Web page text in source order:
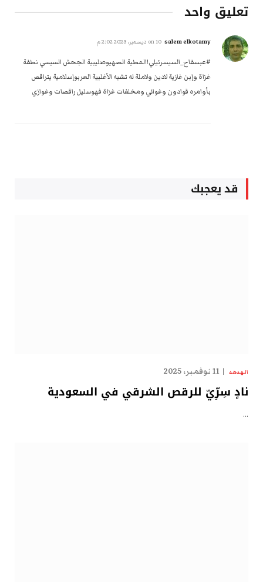
تعليق واحد
salem elkotamy 10 ديسمبر، 2023 2:02 م
#عبسفاح_السيسرئيلي!المطية الصهيوصليبية الجحش السيسي نطفة
غزاة وإبن غازية لادين ولاملة له تشبه الأغلبية العربوإسلامية يتراقص
بأوامره قوادون وغواني ومخلفات غزاة فهوسليل راقصات وغوازي
قد يعجبك
الهدهد 11 نوفمبر، 2025
نادٍ سِرِّيّ للرقص الشرقي في السعودية
…